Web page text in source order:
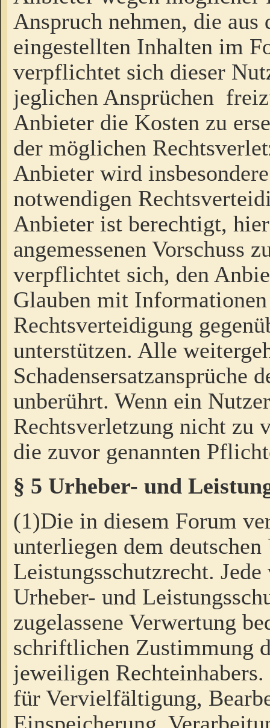
Anspruch nehmen, die
eingestellten Inhalten im
verpflichtet sich dieser
jeglichen Ansprüchen
Anbieter die Kosten zu
der möglichen
Anbieter wird
notwendigen
Anbieter ist berechtigt,
angemessenen Vorschuss
verpflichtet sich, den
Glauben mit
Rechtsverteidigung
unterstützen. Alle
Schadensersatzansprüche
unberührt. Wenn ein
Rechtsverletzung nicht zu
die zuvor genannten
§ 5 Urheber- und
(1)Die in diesem Forum
unterliegen dem
Leistungsschutzrecht.
Urheber- und
zugelassene Verwertung
schriftlichen Zustimmung
jeweiligen
für Vervielfältigung,